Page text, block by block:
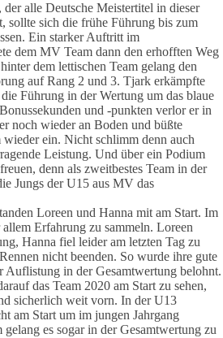
alle Deutsche Meistertitel in dieser
sollte sich die frühe Führung bis zum
Ein starker Auftritt im
dem MV Team dann den erhofften Weg
dem lettischen Team gelang den
auf Rang 2 und 3. Tjark erkämpfte
Führung in der Wertung um das blaue
und -punkten verlor er in
noch wieder an Boden und büßte
ein. Nicht schlimm denn auch
Leistung. Und über ein Podium
denn als zweitbestes Team in der
Jungs der U15 aus MV das
Loreen und Hanna mit am Start. Im
Erfahrung zu sammeln. Loreen
Hanna fiel leider am letzten Tag zu
nicht beenden. So wurde ihre gute
Auflistung in der Gesamtwertung belohnt.
das Team 2020 am Start zu sehen,
sicherlich weit vorn. In der U13
am Start um im jungen Jahrgang
es sogar in der Gesamtwertung zu